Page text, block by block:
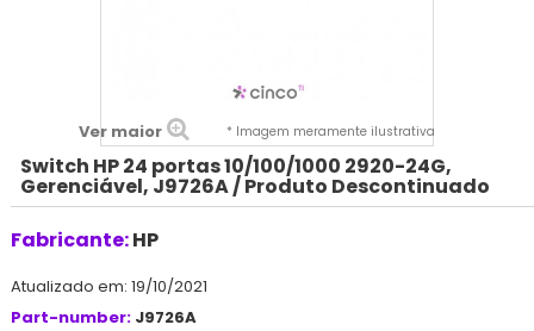
Ver maior * Imagem meramente ilustrativa
Switch HP 24 portas 10/100/1000 2920-24G,
Gerenciável, J9726A / Produto Descontinuado
Fabricante:HP
Atualizado em: 19/10/2021
Part-number: J9726A